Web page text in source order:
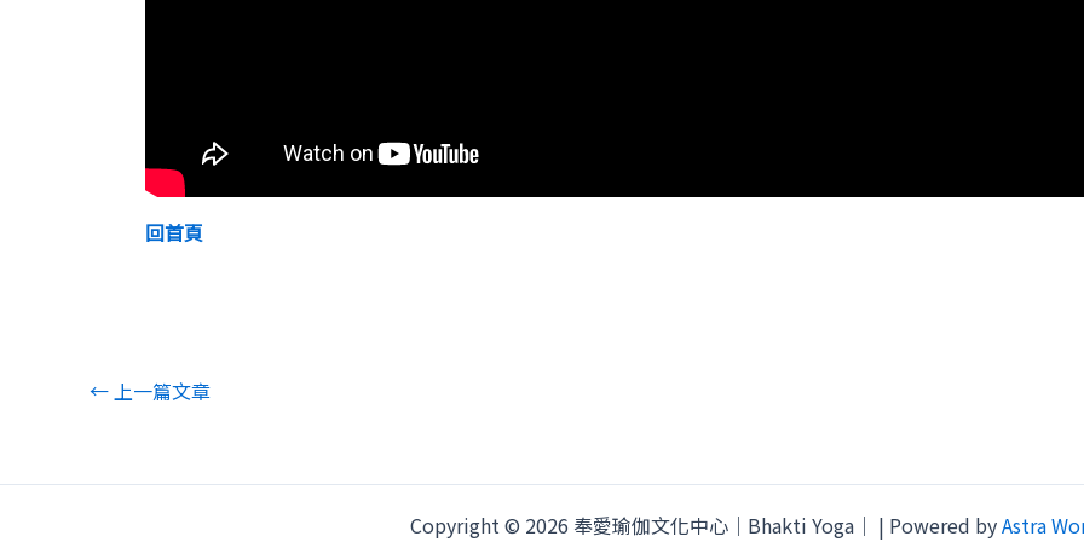
回首頁
←上一篇文章
Copyright © 2026 奉愛瑜伽文化中心｜Bhakti Yoga｜ | Powered byAstra